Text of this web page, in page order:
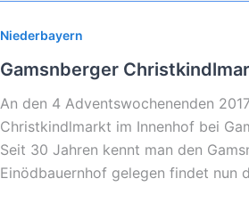
Niederbayern
Gamsnberger
An den 4 Adventswochenenden
Christkindlmarkt im Innenhof bei
Seit 30 Jahren kennt man den
Einödbauernhof gelegen findet nun